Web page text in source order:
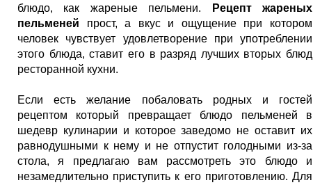
блюдо, как жареные пельмени.
Рецепт жареных
пельменей прост, а вкус и ощущение при котором
человек чувствует удовлетворение при употреблении
этого блюда, ставит его в разряд лучших вторых блюд
ресторанной кухни.
Если есть желание побаловать родных и гостей
рецептом который превращает блюдо пельменей в
шедевр кулинарии и которое заведомо не оставит их
равнодушными к нему и не отпустит голодными из-за
стола, я предлагаю вам рассмотреть это блюдо и
незамедлительно приступить к его приготовлению. Для